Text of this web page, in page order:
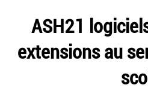
ASH21
extensions au